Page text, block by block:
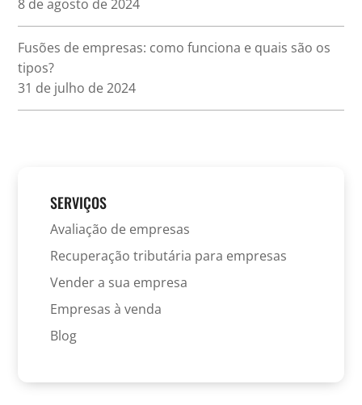
8 de agosto de 2024
Fusões de empresas: como funciona e quais são os
tipos?
31 de julho de 2024
SERVIÇOS
Avaliação de empresas
Recuperação tributária para empresas
Vender a sua empresa
Empresas à venda
Blog